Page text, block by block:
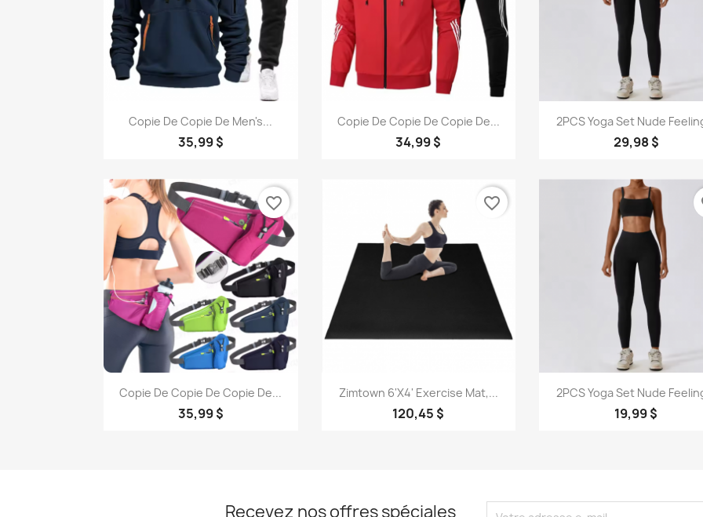
Aperçu rapide
Copie De Copie De Men's...
35,99 $
Aperçu rapide
Copie De Copie De Copie De...
34,99 $
Aperçu rapide
2PCS Yoga Set Nude
29,98 $
Aperçu rapide
Copie De Copie De Copie De...
35,99 $
favorite_border
Aperçu rapide
Zimtown 6'x4' Exercise Mat,...
120,45 $
favorite_border
Aperçu rapide
2PCS Yoga Set Nude
19,99 $
Recevez nos offres spéciales